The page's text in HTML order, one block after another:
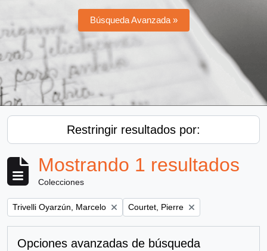
Búsqueda Avanzada »
Restringir resultados por:
Mostrando 1 resultados
Colecciones
Remove filter:
Trivelli Oyarzún, Marcelo Remove filter:
Courtet, Pierre
Opciones avanzadas de búsqueda